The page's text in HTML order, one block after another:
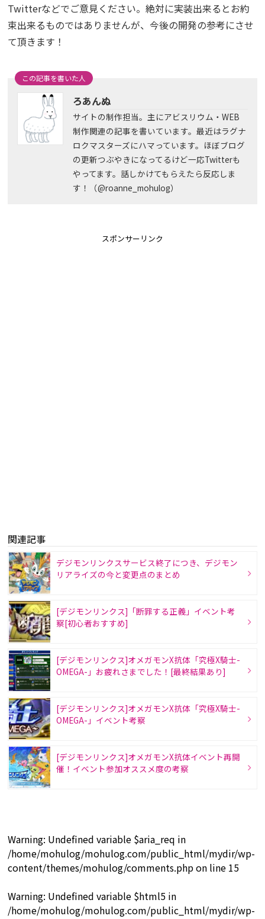
Twitterなどでご意見ください。絶対に実装出来るとお約
束出来るものではありませんが、今後の開発の参考にさせ
て頂きます！
この記事を書いた人
ろあんぬ
サイトの制作担当。主にアビスリウム・WEB
制作関連の記事を書いています。最近はラグナ
ロクマスターズにハマっています。ほぼブログ
の更新つぶやきになってるけど一応Twitterも
やってます。話しかけてもらえたら反応しま
す！（@roanne_mohulog）
スポンサーリンク
関連記事
デジモンリンクスサービス終了につき、デジモン
リアライズの今と変更点のまとめ
[デジモンリンクス]「断罪する正義」イベント考
察[初心者おすすめ]
[デジモンリンクス]オメガモンX抗体「究極X騎士-
OMEGA-」お疲れさまでした！[最終結果あり]
[デジモンリンクス]オメガモンX抗体「究極X騎士-
OMEGA-」イベント考察
[デジモンリンクス]オメガモンX抗体イベント再開
催！イベント参加オススメ度の考察
Warning: Undefined variable $aria_req in
/home/mohulog/mohulog.com/public_html/mydir/wp-
content/themes/mohulog/comments.phpon line 15
Warning: Undefined variable $html5 in
/home/mohulog/mohulog.com/public_html/mydir/wp-